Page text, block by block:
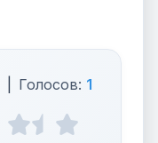
Голосов: 1